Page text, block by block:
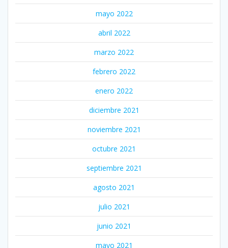
mayo 2022
abril 2022
marzo 2022
febrero 2022
enero 2022
diciembre 2021
noviembre 2021
octubre 2021
septiembre 2021
agosto 2021
julio 2021
junio 2021
mayo 2021